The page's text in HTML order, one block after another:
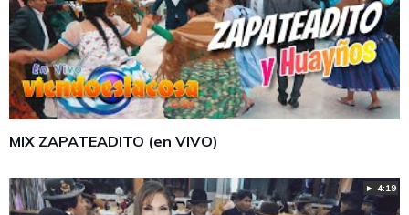
MIX ZAPATEADITO (en VIVO)
► 4:19